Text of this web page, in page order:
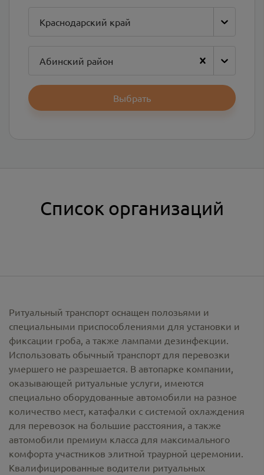
Краснодарский край
Абинский район
Выбрать
Список организаций
Ритуальный транспорт оснащен полозьями и
специальными приспособлениями для установки и
фиксации гроба, а также лампами дезинфекции.
Использовать обычный транспорт для перевозки
умершего не разрешается. В автопарке компании,
оказывающей ритуальные услуги, имеются
специально оборудованные автомобили на разное
количество мест, катафалки с системой охлаждения
для перевозок на большие расстояния, а также
автомобили премиум класса для максимального
комфорта участников элитной траурной церемонии.
Квалифицированные водители ритуальных